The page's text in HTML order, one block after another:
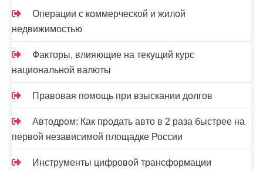
а
п
и
с
я
м
Операции с коммерческой и жилой
недвижимостью
Факторы, влияющие на текущий курс
национальной валюты
Правовая помощь при взыскании долгов
Автодром: Как продать авто в 2 раза быстрее на
первой независимой площадке России
Инструменты цифровой трансформации